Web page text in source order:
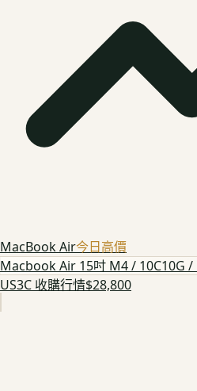
MacBook Air今日高價
Macbook Air 15吋 M4 / 10C10G /
US3C 收購行情$28,800